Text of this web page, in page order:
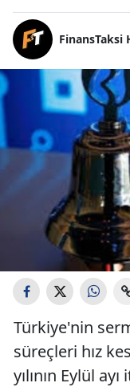
FinansTaksi
Türkiye'nin
süreçleri hız
yılının Eylül